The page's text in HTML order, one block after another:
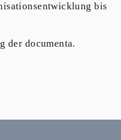
bis
der documenta.